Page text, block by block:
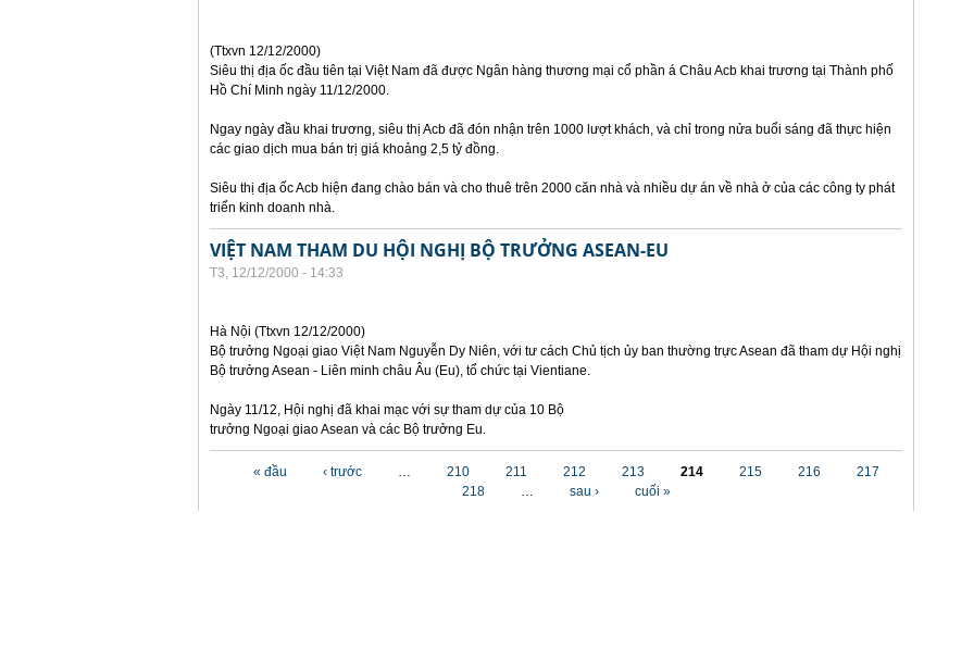
(Ttxvn 12/12/2000)
Siêu thị địa ốc đầu tiên tại Việt Nam đã được Ngân hàng thương mại cổ phần á Châu Acb khai trương tại Thành phố
Hồ Chí Minh ngày 11/12/2000.
Ngay ngày đầu khai trương, siêu thị Acb đã đón nhận trên 1000 lượt khách, và chỉ trong nửa buổi sáng đã thực hiện
các giao dịch mua bán trị giá khoảng 2,5 tỷ đồng.
Siêu thị địa ốc Acb hiện đang chào bán và cho thuê trên 2000 căn nhà và nhiều dự án về nhà ở của các công ty phát
triển kinh doanh nhà.
VIỆT NAM THAM DU HỘI NGHỊ BỘ TRƯỞNG ASEAN-EU
T3, 12/12/2000 - 14:33
Hà Nội (Ttxvn 12/12/2000)
Bộ trưởng Ngoại giao Việt Nam Nguyễn Dy Niên, với tư cách Chủ tịch ủy ban thường trực Asean đã tham dự Hội nghị
Bộ trưởng Asean - Liên minh châu Âu (Eu), tổ chức tại Vientiane.
Ngày 11/12, Hội nghị đã khai mạc với sự tham dự của 10 Bộ
trưởng Ngoại giao Asean và các Bộ trưởng Eu.
« đầu ‹ trước … 210 211 212 213 214 215 216
217
218
… sau › cuối »